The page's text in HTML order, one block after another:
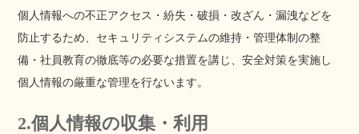
個人情報への不正アクセス・紛失・破損・改ざん・漏洩などを
防止するため、セキュリティシステムの維持・管理体制の整
備・社員教育の徹底等の必要な措置を講じ、安全対策を実施し
個人情報の厳重な管理を行ないます。
2.個人情報の収集・利用